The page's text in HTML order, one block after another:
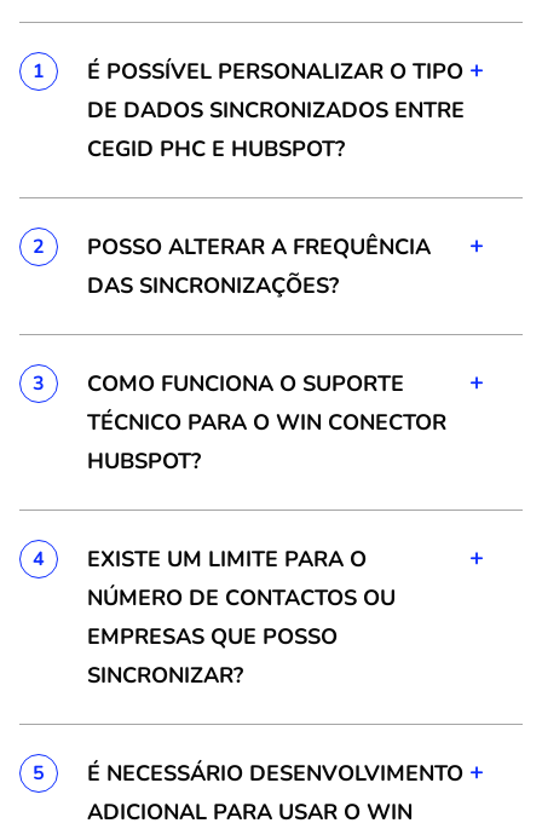
1
É POSSÍVEL PERSONALIZAR O TIPO
DE DADOS SINCRONIZADOS ENTRE
CEGID PHC E HUBSPOT?
+
2
POSSO ALTERAR A FREQUÊNCIA
DAS SINCRONIZAÇÕES?
+
3
COMO FUNCIONA O SUPORTE
TÉCNICO PARA O WIN CONECTOR
HUBSPOT?
+
4
EXISTE UM LIMITE PARA O
NÚMERO DE CONTACTOS OU
EMPRESAS QUE POSSO
SINCRONIZAR?
+
5
É NECESSÁRIO DESENVOLVIMENTO
ADICIONAL PARA USAR O WIN
+